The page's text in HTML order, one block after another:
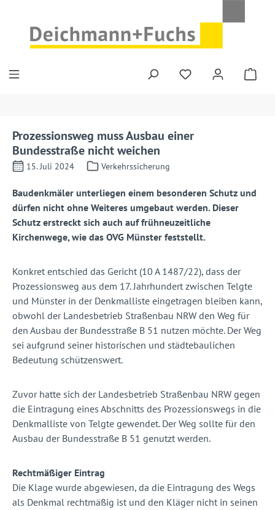
Prozessionsweg muss Ausbau einer
Bundesstraße nicht weichen
15. Juli 2024 Verkehrssicherung
Baudenkmäler unterliegen einem besonderen Schutz und
dürfen nicht ohne Weiteres umgebaut werden. Dieser
Schutz erstreckt sich auch auf frühneuzeitliche
Kirchenwege, wie das OVG Münster feststellt.
Konkret entschied das Gericht (10 A 1487/22), dass der
Prozessionsweg aus dem 17. Jahrhundert zwischen Telgte
und Münster in der Denkmalliste eingetragen bleiben kann,
obwohl der Landesbetrieb Straßenbau NRW den Weg für
den Ausbau der Bundesstraße B 51 nutzen möchte. Der Weg
sei aufgrund seiner historischen und städtebaulichen
Bedeutung schützenswert.
Zuvor hatte sich der Landesbetrieb Straßenbau NRW gegen
die Eintragung eines Abschnitts des Prozessionswegs in die
Denkmalliste von Telgte gewendet. Der Weg sollte für den
Ausbau der Bundesstraße B 51 genutzt werden.
Rechtmäßiger Eintrag
Die Klage wurde abgewiesen, da die Eintragung des Wegs
als Denkmal rechtmäßig ist und den Kläger nicht in seinen